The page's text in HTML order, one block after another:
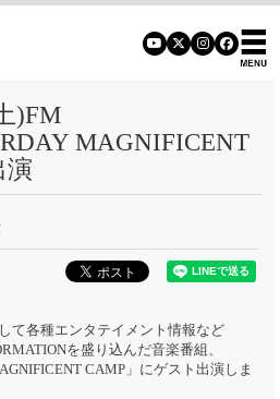
)FM
MAGNIFICENT
演
て各種エンタテイメント情報など
を盛り込んだ音楽番組、
CAMP」にゲスト出演しま